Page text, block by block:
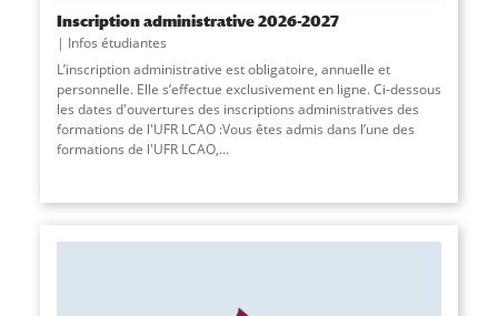
Inscription administrative 2026-2027
Infos étudiantes
L’inscription administrative est obligatoire, annuelle et
personnelle. Elle s’effectue exclusivement en ligne. Ci-dessous
les dates d'ouvertures des inscriptions administratives des
formations de l'UFR LCAO :Vous êtes admis dans l’une des
formations de l'UFR LCAO,...